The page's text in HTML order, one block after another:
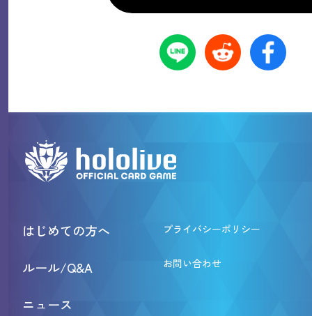
はじめての方へ
ルール/Q&A
ニュース
プライバシーポリシー
お問い合わせ